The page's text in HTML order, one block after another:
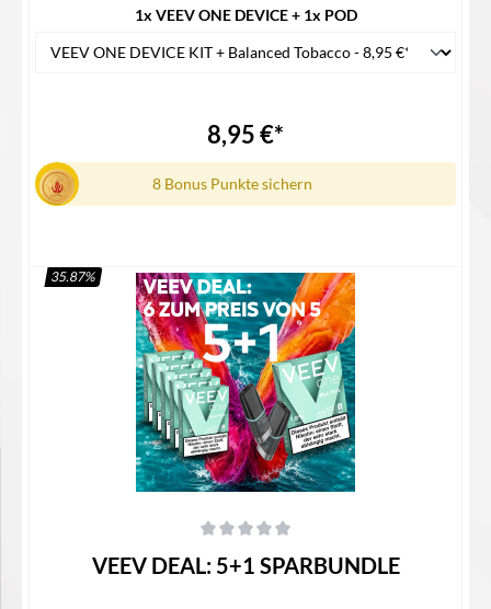
Gebrauchsinfomation
1x VEEV ONE DEVICE + 1x POD
8,95 €*
8 Bonus Punkte sichern
Details
35.87%
VEEV DEAL: 5+1 SPARBUNDLE